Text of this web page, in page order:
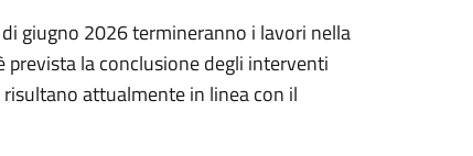
giugno 2026 termineranno i lavori nella
la conclusione degli interventi
attualmente in linea con il